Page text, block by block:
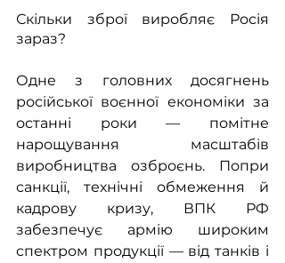
Скільки зброї виробляє Росія
зараз?
Одне з головних досягнень
російської воєнної економіки за
останні роки — помітне
нарощування масштабів
виробництва озброєнь. Попри
санкції, технічні обмеження й
кадрову кризу, ВПК РФ
забезпечує армію широким
спектром продукції — від танків і